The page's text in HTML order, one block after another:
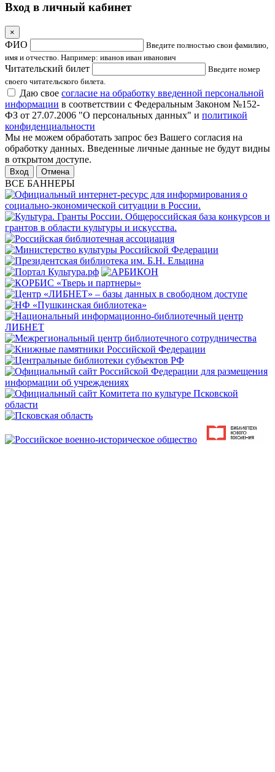
Вход в личный кабинет
×
ФИО
Введите полностью свои фамилию,
имя и отчество. Например: иванов иван иванович
Читательский билет
Введите номер
своего читательского билета.
Даю свое согласие на обработку введенной персональной
информации в соответствии с Федеральным Законом №152-
ФЗ от 27.07.2006 "О персональных данных" и политикой
конфиденциальности
Мы не можем обработать запрос без Вашего согласия на
обработку данных. Введенные личные данные не будут видны
в открытом доступе.
Отмена
ВСЕ БАННЕРЫ